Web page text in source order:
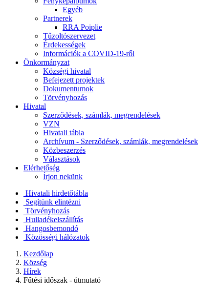
Egyéb
Partnerek
RRA Poiplie
Tűzoltószervezet
Érdekességek
Információk a COVID-19-ről
Önkormányzat
Községi hivatal
Befejezett projektek
Dokumentumok
Törvényhozás
Hivatal
Szerződések, számlák, megrendelések
VZN
Hivatali tábla
Archívum - Szerződések, számlák, megrendelések
Közbeszerzés
Választások
Elérhetőség
Írjon nekünk
Hivatali hirdetőtábla
Segítünk elintézni
Törvényhozás
Hulladékelszállítás
Hangosbemondó
Közösségi hálózatok
Kezdőlap
Község
Hírek
Fűtési időszak - útmutató